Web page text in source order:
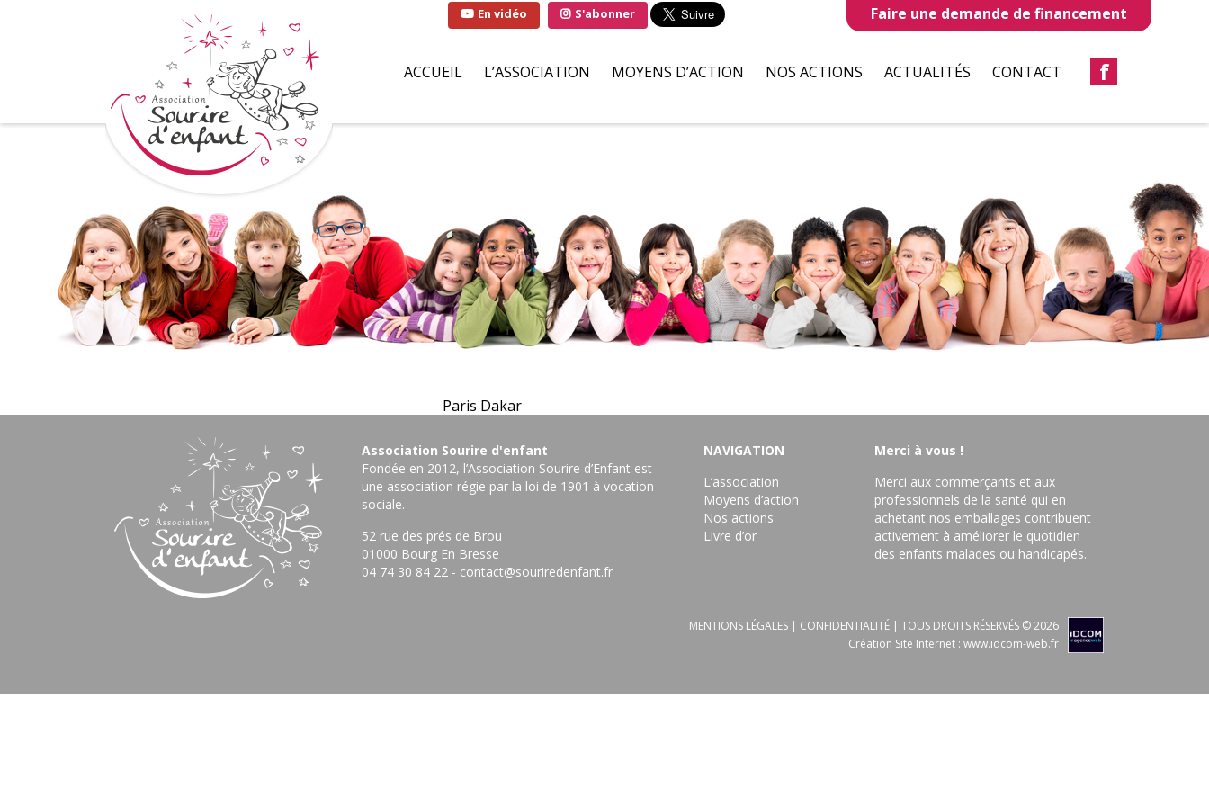
ACCUEIL L’ASSOCIATION
DEMANDES D’AIDES
MOYENS D’ACTION NOS ACTIONS ACTUALITÉS CONTACT f
Paris Dakar
Association Sourire d'enfant
Fondée en 2012, l’Association Sourire d’Enfant est
une association régie par la loi de 1901 à vocation
sociale.
52 rue des prés de Brou
01000 Bourg En Bresse ‎
04 74 30 84 22 - contact@souriredenfant.fr
NAVIGATION
L’association
Moyens d’action
Nos actions
Livre d’or
Merci à vous !
Merci aux commerçants et aux
professionnels de la santé qui en
achetant nos emballages contribuent
activement à améliorer le quotidien
des enfants malades ou handicapés.
MENTIONS LÉGALES | CONFIDENTIALITÉ | TOUS DROITS RÉSERVÉS © 2026
Création Site Internet : www.idcom-web.fr
Faire une demande de financement
S'abonner
En vidéo